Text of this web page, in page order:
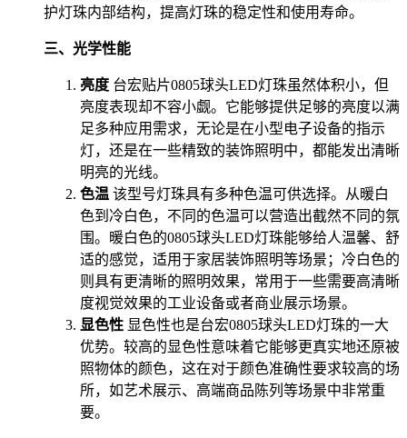
护灯珠内部结构，提高灯珠的稳定性和使用寿命。
三、光学性能
亮度 台宏贴片0805球头LED灯珠虽然体积小，但
亮度表现却不容小觑。它能够提供足够的亮度以满
足多种应用需求，无论是在小型电子设备的指示
灯，还是在一些精致的装饰照明中，都能发出清晰
明亮的光线。
色温 该型号灯珠具有多种色温可供选择。从暖白
色到冷白色，不同的色温可以营造出截然不同的氛
围。暖白色的0805球头LED灯珠能够给人温馨、舒
适的感觉，适用于家居装饰照明等场景；冷白色的
则具有更清晰的照明效果，常用于一些需要高清晰
度视觉效果的工业设备或者商业展示场景。
显色性 显色性也是台宏0805球头LED灯珠的一大
优势。较高的显色性意味着它能够更真实地还原被
照物体的颜色，这在对于颜色准确性要求较高的场
所，如艺术展示、高端商品陈列等场景中非常重
要。